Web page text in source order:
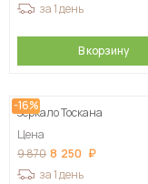
за 1 день
В корзину
-16%
Зеркало Тоскана
Цена
9 870 8 250
за 1 день